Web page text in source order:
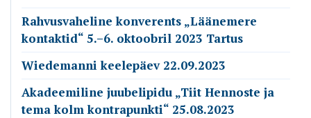
Rahvusvaheline konverents „Läänemere
kontaktid“ 5.–6. oktoobril 2023 Tartus
Wiedemanni keelepäev 22.09.2023
Akadeemiline juubelipidu „Tiit Hennoste ja
tema kolm kontrapunkti“ 25.08.2023